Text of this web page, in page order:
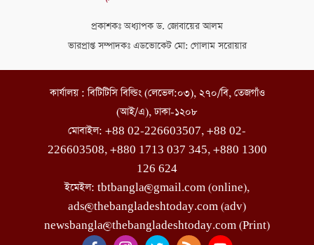
প্রকাশকঃ অধ্যাপক ড. জোবায়ের আলম
ভারপ্রাপ্ত সম্পাদকঃ এডভোকেট মো: গোলাম সরোয়ার
কার্যালয় : বিটিটিসি বিল্ডিং (লেভেল:০৩), ২৭০/বি, তেজগাঁও
(আই/এ), ঢাকা-১২০৮
মোবাইল: +88 02-226603507, +88 02-
226603508, +880 1713 037 345, +880 1300
126 624
ইমেইল: tbtbangla@gmail.com (online),
ads@thebangladeshtoday.com (adv)
newsbangla@thebangladeshtoday.com (Print)